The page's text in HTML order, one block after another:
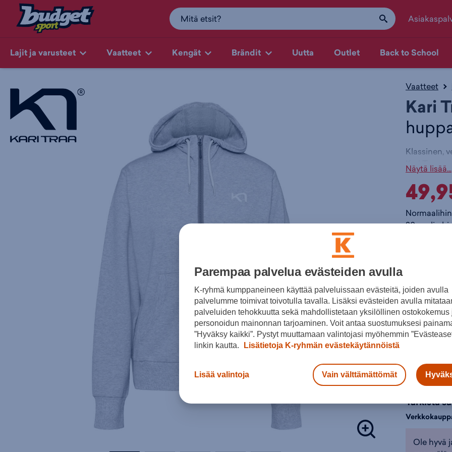
Lajit ja varusteet Vaatteet Kengät Brändit Uutta Outlet Back to School
Vaatteet
Kari
Klassinen,
Kari Traa
edessä.
se joustaa
Näytä lisää...
30pv alin
Harmaa
Valitse
Tarkista
Ole hyvä
Parempaa palvelua evästeiden avulla
K-ryhmä kumppaneineen käyttää palveluissaan evästeitä, joiden avulla
palvelumme toimivat toivotulla tavalla. Lisäksi evästeiden avulla
palveluiden tehokkuutta sekä mahdollistetaan yksilöllinen ostokokemus
personoidun mainonnan tarjoaminen. Voit antaa suostumuksesi
”Hyväksy kaikki”. Pystyt muuttamaan valintojasi myöhemmin
linkin kautta.
Lisätietoja K-ryhmän evästekäytännöistä
Lisää valintoja Vain välttämättömät